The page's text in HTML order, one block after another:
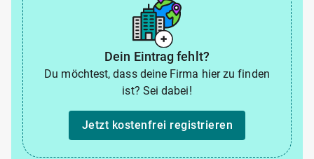
Dein Eintrag fehlt?
Du möchtest, dass deine Firma hier zu finden
ist? Sei dabei!
Jetzt kostenfrei registrieren